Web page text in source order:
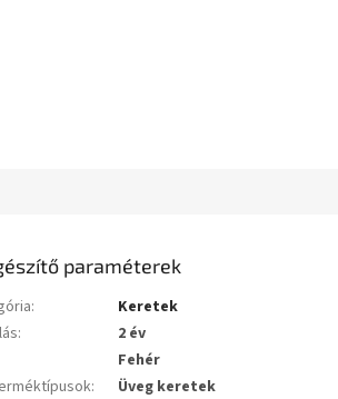
paraméterek
:
Keretek
:
2 év
Fehér
:
Üveg keretek